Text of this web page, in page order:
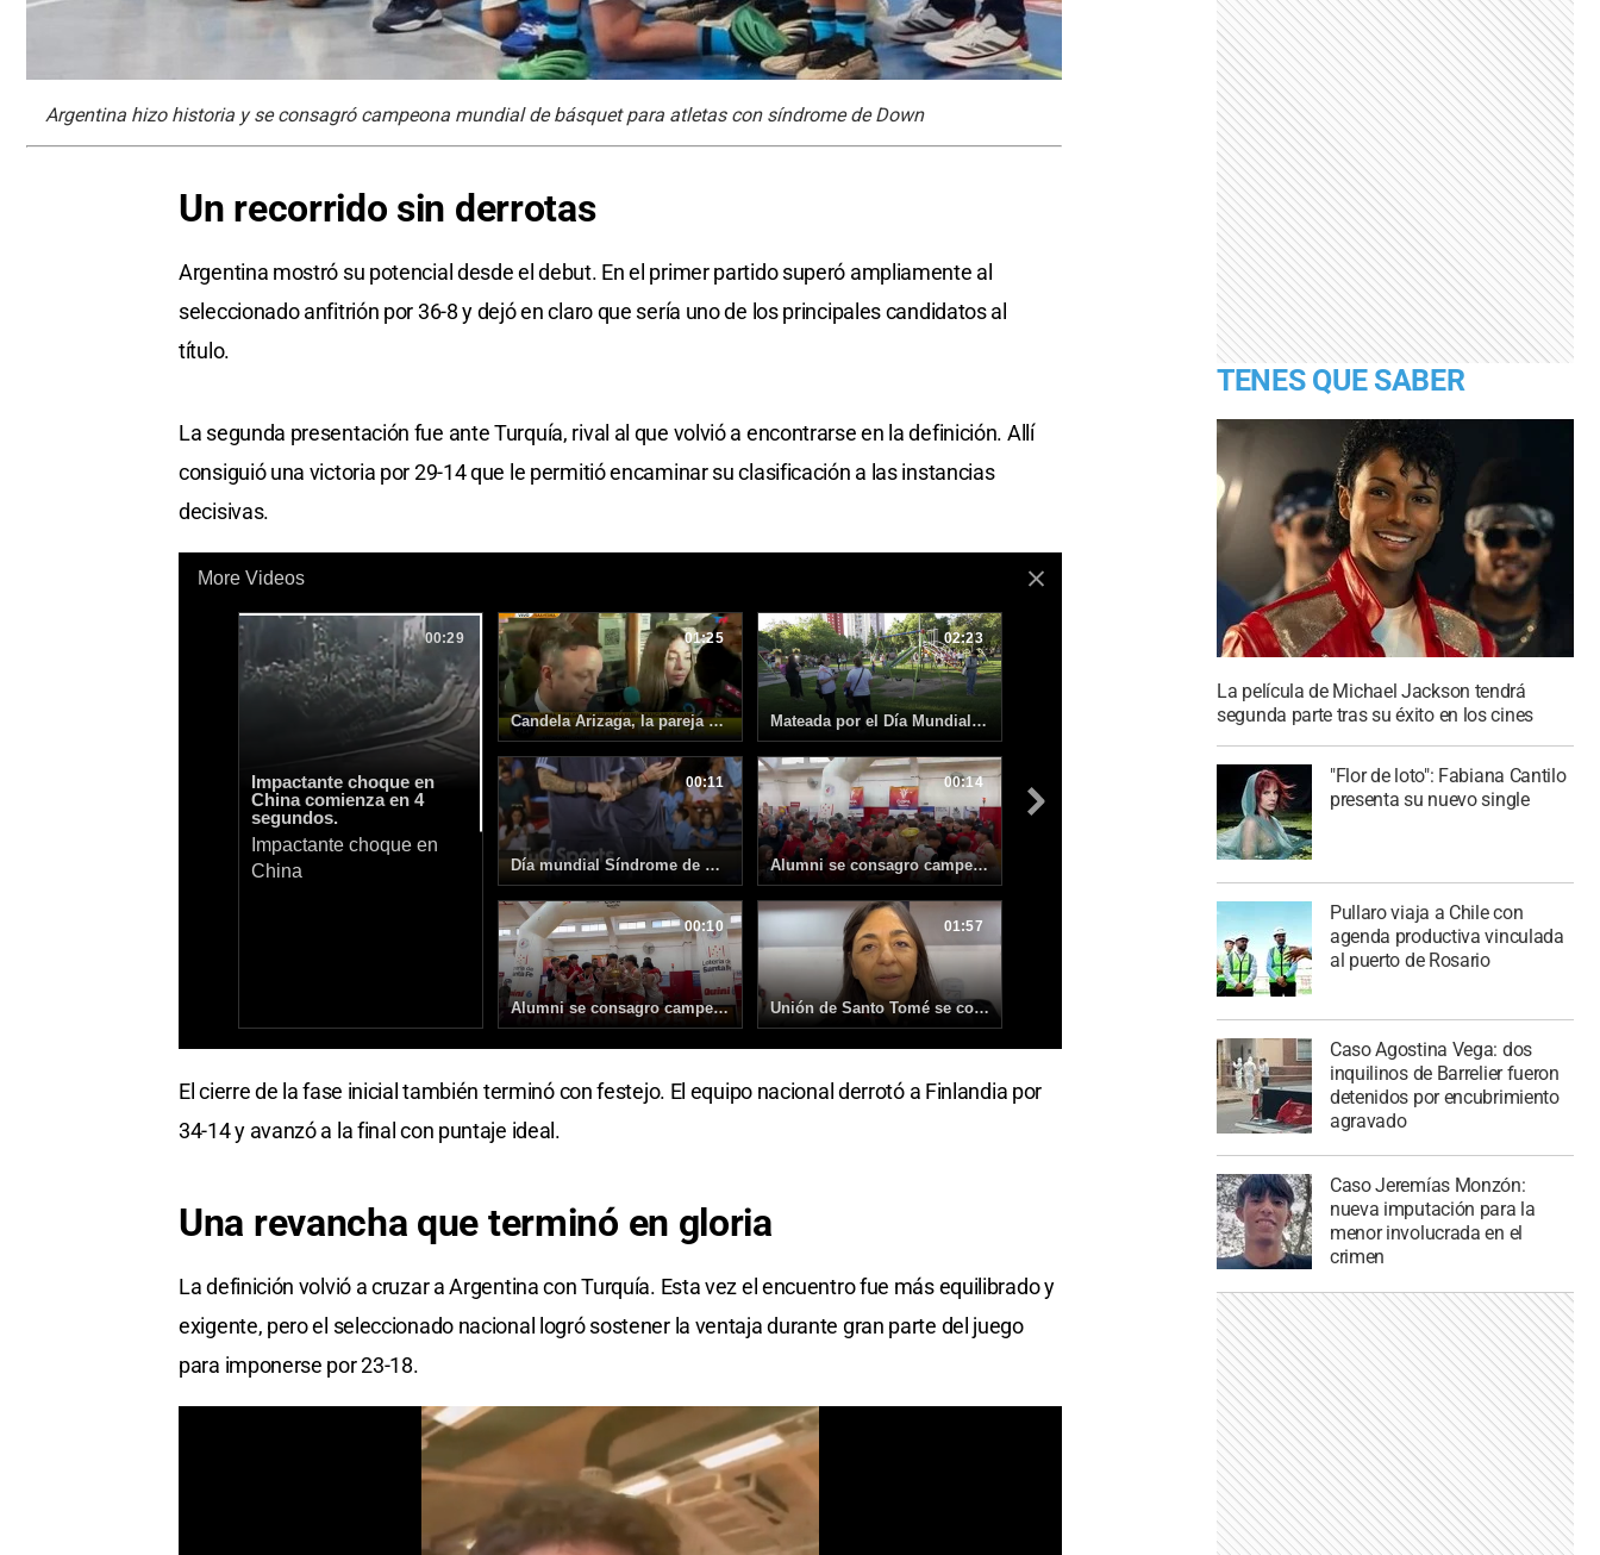
Argentina hizo historia y se consagró campeona mundial de básquet para atletas con síndrome de Down
Un recorrido sin derrotas
Argentina mostró su potencial desde el debut. En el primer partido superó ampliamente al
seleccionado anfitrión por 36-8 y dejó en claro que sería uno de los principales candidatos al
título.
La segunda presentación fue ante Turquía, rival al que volvió a encontrarse en la definición. Allí
consiguió una victoria por 29-14 que le permitió encaminar su clasificación a las instancias
decisivas.
El cierre de la fase inicial también terminó con festejo. El equipo nacional derrotó a Finlandia por
34-14 y avanzó a la final con puntaje ideal.
Una revancha que terminó en gloria
La definición volvió a cruzar a Argentina con Turquía. Esta vez el encuentro fue más equilibrado y
exigente, pero el seleccionado nacional logró sostener la ventaja durante gran parte del juego
para imponerse por 23-18.
TENES QUE SABER
La película de Michael Jackson tendrá
segunda parte tras su éxito en los cines
"Flor de loto": Fabiana Cantilo
presenta su nuevo single
Pullaro viaja a Chile con
agenda productiva vinculada
al puerto de Rosario
Caso Agostina Vega: dos
inquilinos de Barrelier fueron
detenidos por encubrimiento
agravado
Caso Jeremías Monzón:
nueva imputación para la
menor involucrada en el
crimen